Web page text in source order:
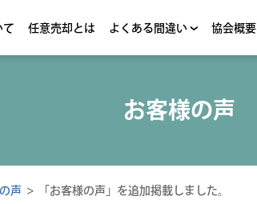
て 任意売却とは よくある間違い 協会概要
お客様の声
声 > 「お客様の声」を追加掲載しました。